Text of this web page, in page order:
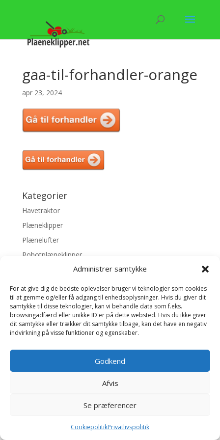
Administrer samtykke
For at give dig de bedste oplevelser bruger vi teknologier som cookies
til at gemme og/eller få adgang til enhedsoplysninger. Hvis du giver dit
samtykke til disse teknologier, kan vi behandle data som f.eks.
browsingadfærd eller unikke ID'er på dette websted. Hvis du ikke giver
dit samtykke eller trækker dit samtykke tilbage, kan det have en negativ
indvirkning på visse funktioner og egenskaber.
Godkend
Afvis
Se præferencer
CookiepolitikPrivatlivspolitik
gaa-til-forhandler-orange
apr 23, 2024
Kategorier
Havetraktor
Plæneklipper
Plænelufter
Robotplæneklipper
Copyright Plaeneklipper.net - En service leveret af
NetForia, CVR 34371733 -Cookie politik-
Privatlivspolitik
Plaeneklipper.net er finansieret af reklamer og
affiliate samarbejdspartnere.